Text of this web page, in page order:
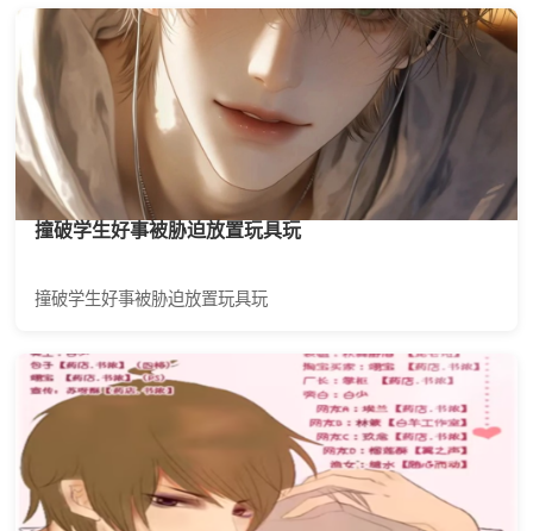
撞破学生好事被胁迫放置玩具玩
撞破学生好事被胁迫放置玩具玩